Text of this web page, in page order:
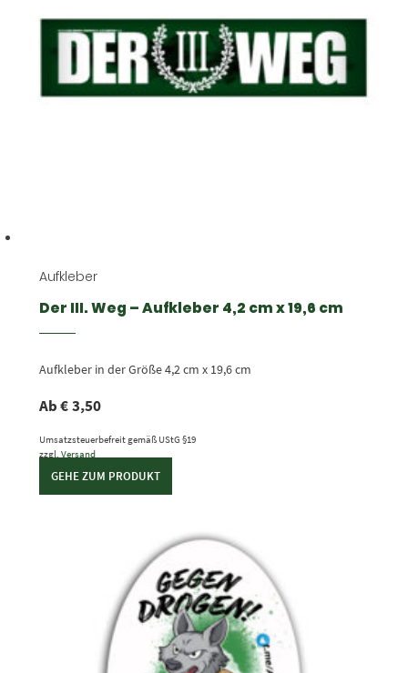
Aufkleber
Der III. Weg – Aufkleber 4,2 cm x 19,6 cm
Ab€3,50
Umsatzsteuerbefreit gemäß UStG §19
zzgl. Versand
Aufkleber in der Größe 4,2 cm x 19,6 cm
GEHE ZUM PRODUKT
Dieses Produkt weist mehrere Varianten auf. Die Optionen können auf der Produktseite gewählt werden